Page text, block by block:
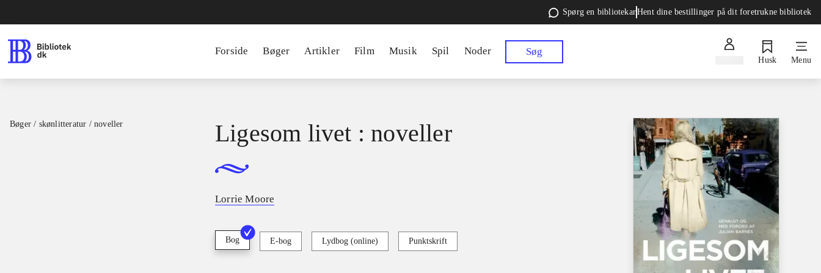
Spørg en bibliotekarHent dine bestillinger på dit foretrukne bibliotek
Forside Bøger Artikler Film Musik Spil Noder Søg
Husk Menu
Bøger / skønlitteratur / noveller Ligesom livet : noveller
Lorrie Moore
Bog E-bog Lydbog (online) Punktskrift